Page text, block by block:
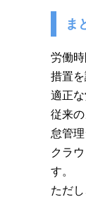
ま
労働
措置を
適正
従来
怠管
クラ
す。
ただ